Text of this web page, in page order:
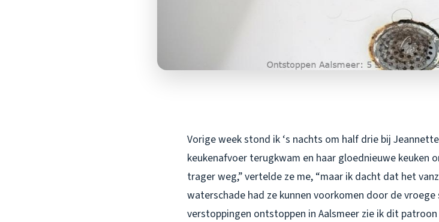
Vorige week stond ik ‘s nachts om half drie bij
keukenafvoer terugkwam en haar gloednieuwe keuken
trager weg,” vertelde ze me, “maar ik dacht dat het
waterschade had ze kunnen voorkomen door de
verstoppingen ontstoppen in Aalsmeer zie ik dit